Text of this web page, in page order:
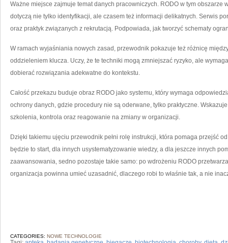
Ważne miejsce zajmuje temat danych pracowniczych. RODO w tym obszarze
dotyczą nie tylko identyfikacji, ale czasem też informacji delikatnych. Serwis
oraz praktyk związanych z rekrutacją. Podpowiada, jak tworzyć schematy
W ramach wyjaśniania nowych zasad, przewodnik pokazuje też różnicę
oddzieleniem klucza. Uczy, że te techniki mogą zmniejszać ryzyko, ale
dobierać rozwiązania adekwatne do kontekstu.
Całość przekazu buduje obraz RODO jako systemu, który wymaga
ochrony danych, gdzie procedury nie są oderwane, tylko praktyczne.
szkolenia, kontrola oraz reagowanie na zmiany w organizacji.
Dzięki takiemu ujęciu przewodnik pełni rolę instrukcji, która pomaga przejść
będzie to start, dla innych usystematyzowanie wiedzy, a dla jeszcze innych
zaawansowania, sedno pozostaje takie samo: po wdrożeniu RODO
organizacja powinna umieć uzasadnić, dlaczego robi to właśnie tak, a nie
CATEGORIES: NOWE TECHNOLOGIE